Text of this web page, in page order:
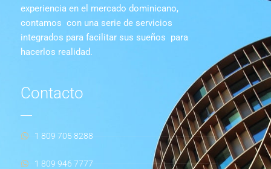
experiencia en el mercado dominicano,
contamos con una serie de servicios
integrados para facilitar sus sueños para
hacerlos realidad.
Contacto
1 809 705 8288
1 809 946 7777